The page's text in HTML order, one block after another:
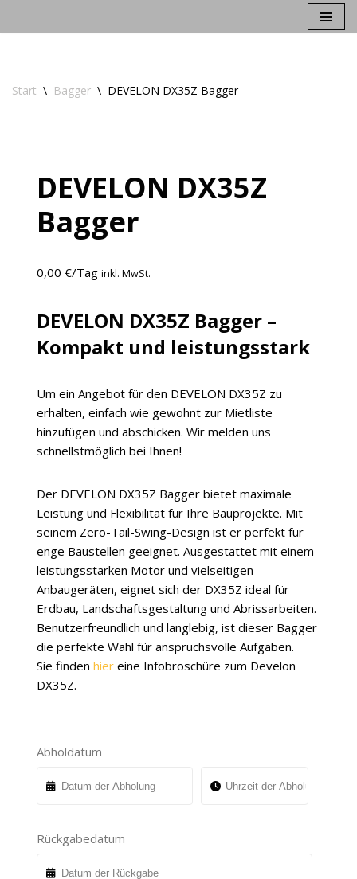
Start \ Bagger \ DEVELON DX35Z Bagger
DEVELON DX35Z
Bagger
0,00€/Tag inkl. MwSt.
DEVELON DX35Z Bagger –
Kompakt und leistungsstark
Um ein Angebot für den DEVELON DX35Z zu
erhalten, einfach wie gewohnt zur Mietliste
hinzufügen und abschicken. Wir melden uns
schnellstmöglich bei Ihnen!
Der DEVELON DX35Z Bagger bietet maximale
Leistung und Flexibilität für Ihre Bauprojekte. Mit
seinem Zero-Tail-Swing-Design ist er perfekt für
enge Baustellen geeignet. Ausgestattet mit einem
leistungsstarken Motor und vielseitigen
Anbaugeräten, eignet sich der DX35Z ideal für
Erdbau, Landschaftsgestaltung und Abrissarbeiten.
Benutzerfreundlich und langlebig, ist dieser Bagger
die perfekte Wahl für anspruchsvolle Aufgaben.
Sie findenhier eine Infobroschüre zum Develon
DX35Z.
Abholdatum
Rückgabedatum